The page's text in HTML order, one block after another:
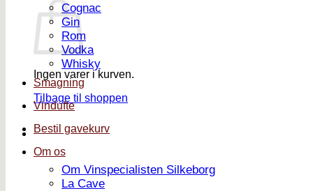
Ingen varer i kurven.
Tilbage til shoppen
Cognac
Gin
Rom
Vodka
Whisky
Smagning
Vindufte
Bestil gavekurv
Om os
Om Vinspecialisten Silkeborg
La Cave